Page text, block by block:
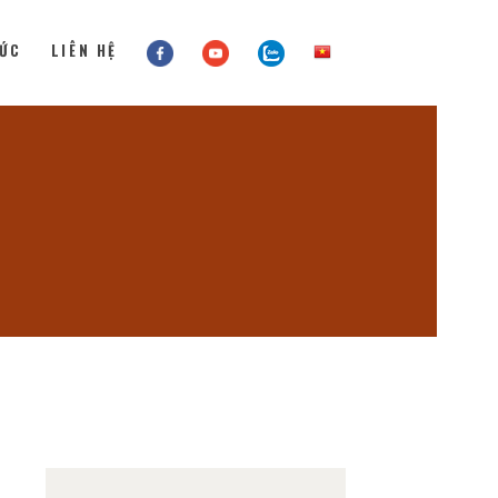
LIÊN HỆ